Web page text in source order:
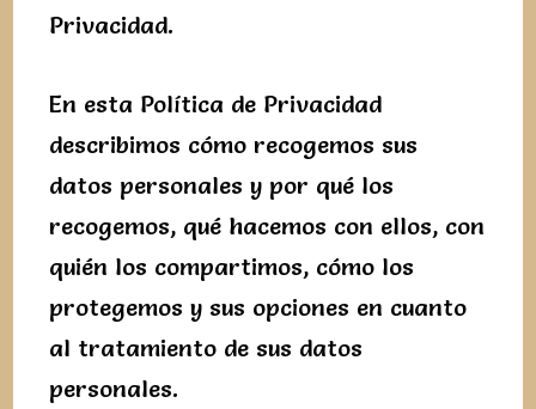
Privacidad.
En esta Política de Privacidad
describimos cómo recogemos sus
datos personales y por qué los
recogemos, qué hacemos con ellos, con
quién los compartimos, cómo los
protegemos y sus opciones en cuanto
al tratamiento de sus datos
personales.